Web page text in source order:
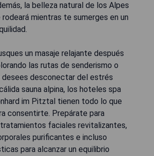
la belleza natural de los Alpes
mientras te sumerges en un
un masaje relajante después
las rutas de senderismo o
desconectar del estrés
sauna alpina, los hoteles spa
im Pitztal tienen todo lo que
consentirte. Prepárate para
faciales revitalizantes,
purificantes e incluso
para alcanzar un equilibrio